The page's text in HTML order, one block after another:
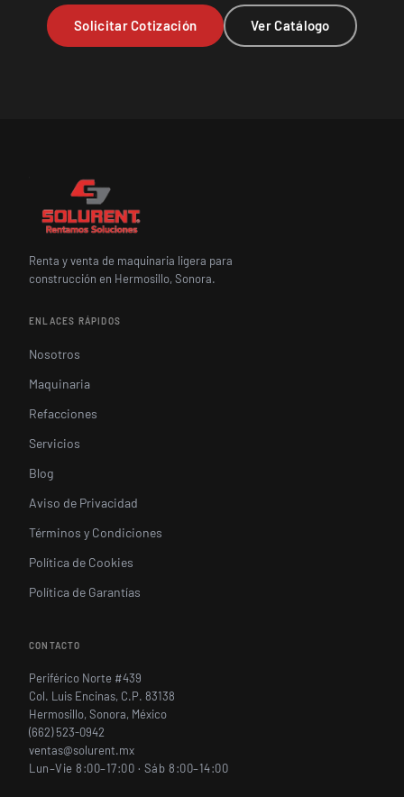
Solicitar Cotización Ver Catálogo
Renta y venta de maquinaria ligera para
construcción en Hermosillo, Sonora.
ENLACES RÁPIDOS
Nosotros
Maquinaria
Refacciones
Servicios
Blog
Aviso de Privacidad
Términos y Condiciones
Política de Cookies
Política de Garantías
CONTACTO
Periférico Norte #439
Col. Luis Encinas, C.P. 83138
Hermosillo, Sonora, México
(662) 523-0942
ventas@solurent.mx
Lun–Vie 8:00–17:00 · Sáb 8:00–14:00